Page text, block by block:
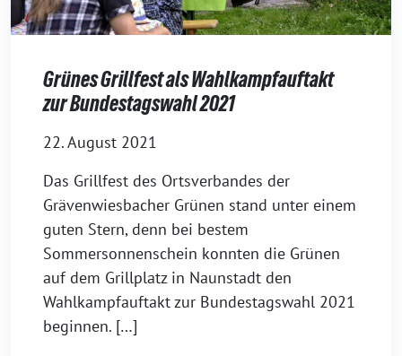
Grünes Grillfest als Wahlkampfauftakt
zur Bundestagswahl 2021
22. August 2021
Das Grillfest des Ortsverbandes der
Grävenwiesbacher Grünen stand unter einem
guten Stern, denn bei bestem
Sommersonnenschein konnten die Grünen
auf dem Grillplatz in Naunstadt den
Wahlkampfauftakt zur Bundestagswahl 2021
beginnen. […]